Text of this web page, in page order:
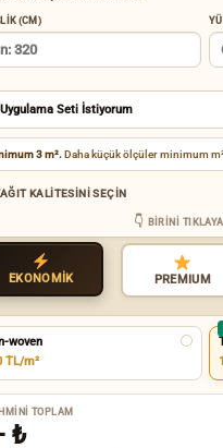
(CM)
Uygulama Seti İstiyorum
3 m².Daha küçük ölçüler minimum
KALITESINI SEÇIN
BIRINI
EKONOMİK PREMIUM
woven
TL/m²
TOPLAM
₺